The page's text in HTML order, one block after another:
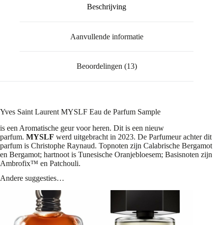
Beschrijving
Aanvullende informatie
Beoordelingen (13)
Yves Saint Laurent MYSLF Eau de Parfum Sample
is een Aromatische geur voor heren. Dit is een nieuw
parfum. MYSLF werd uitgebracht in 2023. De Parfumeur achter dit
parfum is Christophe Raynaud. Topnoten zijn Calabrische Bergamot
en Bergamot; hartnoot is Tunesische Oranjebloesem; Basisnoten zijn
Ambrofix™ en Patchouli.
Andere suggesties…